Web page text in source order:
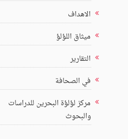
الاهداف
ميثاق اللؤلؤ
التقارير
في الصحافة
مركز لؤلؤة البحرين للدراسات
والبحوث